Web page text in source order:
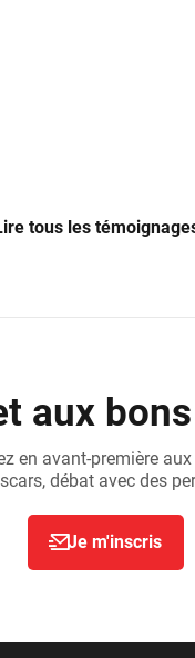
tous les
aux
en avant-première
débat avec des
Je m'inscris